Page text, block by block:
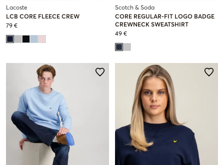
Lacoste
LCB CORE FLEECE CREW
79 €
Scotch & Soda
CORE REGULAR-FIT LOGO BADGE
CREWNECK SWEATSHIRT
49 €